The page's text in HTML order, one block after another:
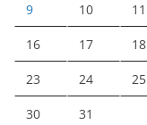
9 10 11
16 17 18
23 24 25
30 31